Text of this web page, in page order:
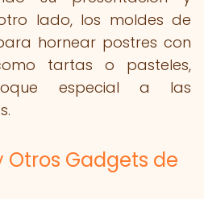
lado, los moldes de
hornear postres con
tartas o pasteles,
especial a las
Gadgets de